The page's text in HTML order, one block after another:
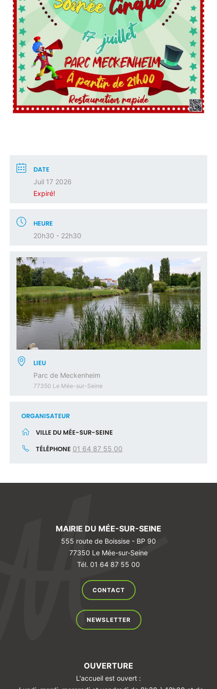
DATE
Juil 17 2026
Expiré!
HEURE
20h30 - 22h30
LIEU
Parc de Meckenheim
77350 Le Mée-sur-Seine
ORGANISATEUR
VILLE DU MÉE-SUR-SEINE
TÉLÉPHONE 01 64 87 55 00
MAIRIE DU MÉE-SUR-SEINE
555 route de Boissise - BP 90
77350 Le Mée-sur-Seine
Tél. 01 64 87 55 00
CONTACT
NEWSLETTER
OUVERTURE
L'accueil est ouvert :